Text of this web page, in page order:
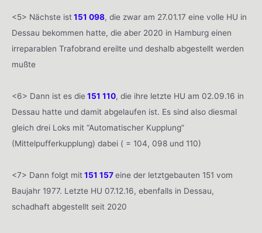
<5> Nächste ist 151 098, die zwar am 27.01.17 eine volle HU in
Dessau bekommen hatte, die aber 2020 in Hamburg einen
irreparablen Trafobrand ereilte und deshalb abgestellt werden
mußte
<6> Dann ist es die151 110, die ihre letzte HU am 02.09.16 in
Dessau hatte und damit abgelaufen ist. Es sind also diesmal
gleich drei Loks mit “Automatischer Kupplung”
(Mittelpufferkupplung) dabei ( = 104, 098 und 110)
<7> Dann folgt mit 151 157eine der letztgebauten 151 vom
Baujahr 1977. Letzte HU 07.12.16, ebenfalls in Dessau,
schadhaft abgestellt seit 2020